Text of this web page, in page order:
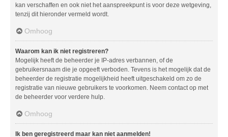
kan verschaffen en ook niet het aanspreekpunt is voor deze wetgeving,
tenzij dit hieronder vermeld wordt.
Omhoog
Waarom kan ik niet registreren?
Mogelijk heeft de beheerder je IP-adres verbannen, of de
gebruikersnaam die je opgeeft verboden. Tevens is het mogelijk dat de
beheerder de registratie mogelijkheid heeft uitgeschakeld om zo de
registratie van nieuwe gebruikers te voorkomen. Neem contact op met
de beheerder voor verdere hulp.
Omhoog
Ik ben geregistreerd maar kan niet aanmelden!